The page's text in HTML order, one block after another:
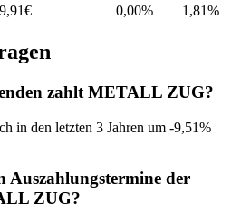
€ 0,00% 1,81%
zahlt METALL ZUG?
in den letzten 3 Jahren um -9,51%
Auszahlungstermine der
ZUG?